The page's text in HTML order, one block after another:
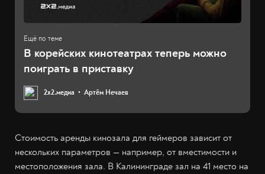
В корейских кинотеатрах теперь можно
поиграть в приставку
2х2.медиа Артём Нечаев
Стоимость аренды кинозала для геймеров зависит от
нескольких параметров — например, от вместимости и
местоположения зала. В Калининграде зал на 41 место на